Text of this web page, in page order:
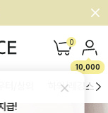
!
0
10,000
하의/레깅스
급!